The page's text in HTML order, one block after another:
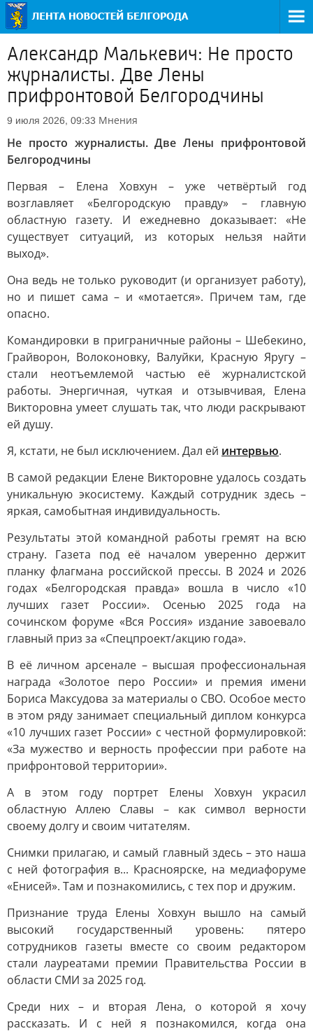
Александр Малькевич: Не просто
журналисты. Две Лены
прифронтовой Белгородчины
9 июля 2026, 09:33 Мнения
Не просто журналисты. Две Лены прифронтовой
Белгородчины
Первая – Елена Ховхун – уже четвёртый год
возглавляет «Белгородскую правду» – главную
областную газету. И ежедневно доказывает: «Не
существует ситуаций, из которых нельзя найти
выход».
Она ведь не только руководит (и организует работу),
но и пишет сама – и «мотается». Причем там, где
опасно.
Командировки в приграничные районы – Шебекино,
Грайворон, Волоконовку, Валуйки, Красную Яругу –
стали неотъемлемой частью её журналистской
работы. Энергичная, чуткая и отзывчивая, Елена
Викторовна умеет слушать так, что люди раскрывают
ей душу.
Я, кстати, не был исключением. Дал ей интервью.
В самой редакции Елене Викторовне удалось создать
уникальную экосистему. Каждый сотрудник здесь –
яркая, самобытная индивидуальность.
Результаты этой командной работы гремят на всю
страну. Газета под её началом уверенно держит
планку флагмана российской прессы. В 2024 и 2026
годах «Белгородская правда» вошла в число «10
лучших газет России». Осенью 2025 года на
сочинском форуме «Вся Россия» издание завоевало
главный приз за «Спецпроект/акцию года».
В её личном арсенале – высшая профессиональная
награда «Золотое перо России» и премия имени
Бориса Максудова за материалы о СВО. Особое место
в этом ряду занимает специальный диплом конкурса
«10 лучших газет России» с честной формулировкой:
«За мужество и верность профессии при работе на
прифронтовой территории».
А в этом году портрет Елены Ховхун украсил
областную Аллею Славы – как символ верности
своему долгу и своим читателям.
Снимки прилагаю, и самый главный здесь – это наша
с ней фотография в... Красноярске, на медиафоруме
«Енисей». Там и познакомились, с тех пор и дружим.
Признание труда Елены Ховхун вышло на самый
высокий государственный уровень: пятеро
сотрудников газеты вместе со своим редактором
стали лауреатами премии Правительства России в
области СМИ за 2025 год.
Среди них – и вторая Лена, о которой я хочу
рассказать. И с ней я познакомился, когда она